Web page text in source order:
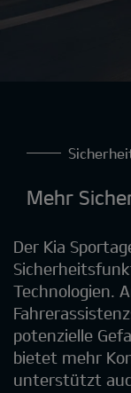
Mehr
Der Kia
Technologien.
potenzielle
bietet mehr
unterstützt